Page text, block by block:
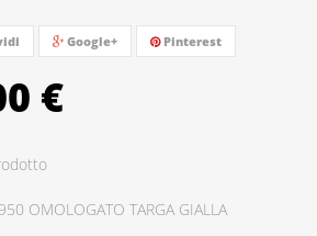
Google+ Pinterest
€
OMOLOGATO TARGA GIALLA